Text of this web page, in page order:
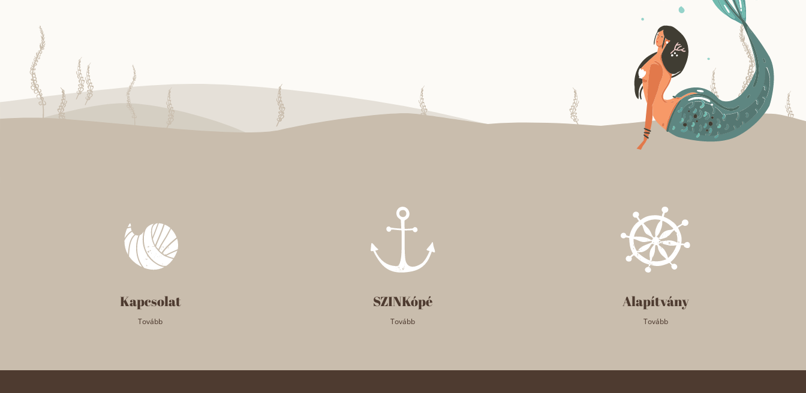
Kapcsolat
Tovább
SZINKópé
Tovább
Alapítvány
Tovább